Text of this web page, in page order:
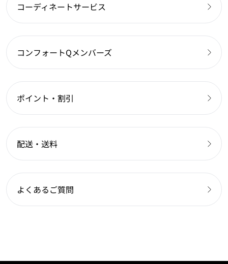
コーディネートサービス
コンフォートQメンバーズ
ポイント・割引
配送・送料
よくあるご質問